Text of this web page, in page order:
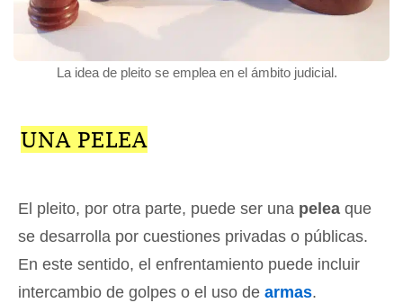
La idea de pleito se emplea en el ámbito judicial.
UNA PELEA
El pleito, por otra parte, puede ser una pelea que
se desarrolla por cuestiones privadas o públicas.
En este sentido, el enfrentamiento puede incluir
intercambio de golpes o el uso de armas.